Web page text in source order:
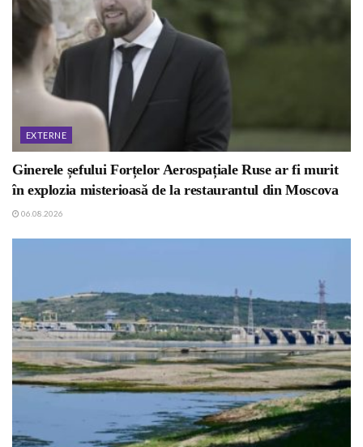
EXTERNE
Ginerele șefului Forțelor Aerospațiale Ruse ar fi murit
în explozia misterioasă de la restaurantul din Moscova
06.08.2026